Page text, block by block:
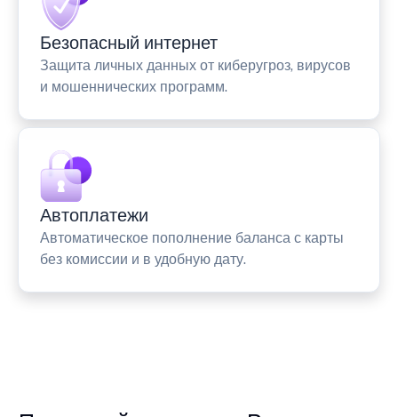
Безопасный интернет
Защита личных данных от киберугроз, вирусов
и мошеннических программ.
Автоплатежи
Автоматическое пополнение баланса с карты
без комиссии и в удобную дату.